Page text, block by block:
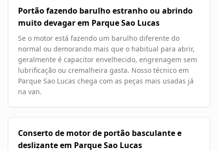
Portão fazendo barulho estranho ou abrindo
muito devagar em Parque Sao Lucas
Se o motor está fazendo um barulho diferente do
normal ou demorando mais que o habitual para abrir,
geralmente é capacitor envelhecido, engrenagem sem
lubrificação ou cremalheira gasta. Nosso técnico em
Parque Sao Lucas chega com as peças mais usadas já
na van.
Conserto de motor de portão basculante e
deslizante em Parque Sao Lucas